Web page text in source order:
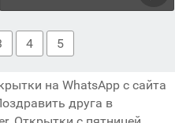
4 5
на WhatsApp с сайта
друга в